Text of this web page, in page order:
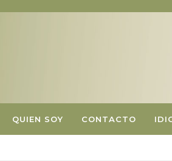
QUIEN SOY CONTACTO